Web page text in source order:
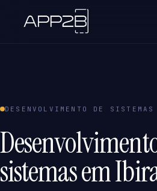
DESENVOLVIMENTO DE SISTEMAS
sistemas em